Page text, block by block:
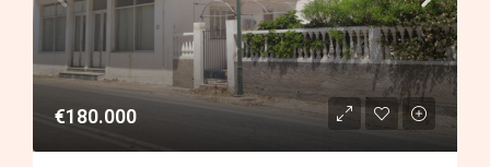
€180.000